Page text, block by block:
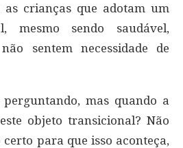
as crianças que adotam um
mesmo sendo saudável,
sentem necessidade de
mas quando a
objeto transicional? Não
para que isso aconteça,